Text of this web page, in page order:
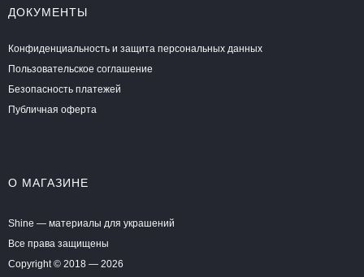
ДОКУМЕНТЫ
Конфиденциальность и защита персональных данных
Пользовательское соглашение
Безопасность платежей
Публичная оферта
О МАГАЗИНЕ
Shine — материалы для украшений
Все права защищены
Copyright © 2018 — 2026